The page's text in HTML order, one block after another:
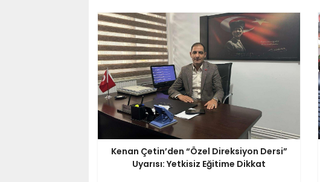
Kenan Çetin’den “Özel Direksiyon Dersi”
Uyarısı: Yetkisiz Eğitime Dikkat